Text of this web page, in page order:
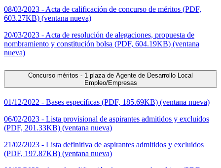
08/03/2023 - Acta de calificación de concurso de méritos (PDF,
603.27KB) (ventana nueva)
20/03/2023 - Acta de resolución de alegaciones, propuesta de
nombramiento y constitución bolsa (PDF, 604.19KB) (ventana
nueva)
Concurso méritos - 1 plaza de Agente de Desarrollo Local
Empleo/Empresas
01/12/2022 - Bases específicas (PDF, 185.69KB) (ventana nueva)
06/02/2023 - Lista provisional de aspirantes admitidos y excluidos
(PDF, 201.33KB) (ventana nueva)
21/02/2023 - Lista definitiva de aspirantes admitidos y excluidos
(PDF, 197.87KB) (ventana nueva)